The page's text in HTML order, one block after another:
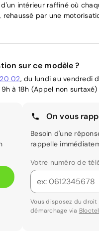
intérieur raffiné où
par une
sur ce modèle ?
02, du lundi au vendredi
à 18h (Appel non surtaxé)
On vous
Besoin d'une
rappelle
Votre numéro de
Vous disposez du
démarchage via Bloctel